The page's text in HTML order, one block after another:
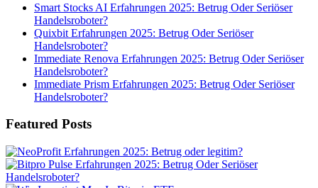
Smart Stocks AI Erfahrungen 2025: Betrug Oder Seriöser
Handelsroboter?
Quixbit Erfahrungen 2025: Betrug Oder Seriöser
Handelsroboter?
Immediate Renova Erfahrungen 2025: Betrug Oder Seriöser
Handelsroboter?
Immediate Prism Erfahrungen 2025: Betrug Oder Seriöser
Handelsroboter?
Featured Posts